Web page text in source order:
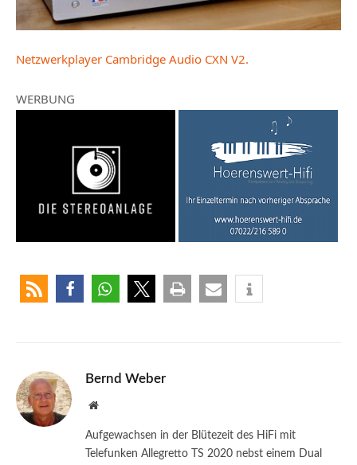
Netzwerkplayer Cambridge Audio CXN V2.
WERBUNG
Bernd Weber
Website
Aufgewachsen in der Blütezeit des HiFi mit
Telefunken Allegretto TS 2020 nebst einem Dual